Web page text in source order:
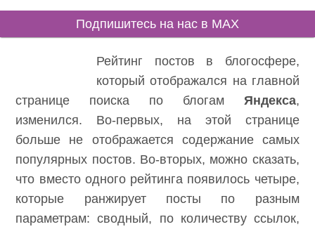
Подпишитесь на нас в MAX
Рейтинг постов в блогосфере,
который отображался на главной
странице поиска по блогам Яндекса,
изменился. Во-первых, на этой странице
больше не отображается содержание самых
популярных постов. Во-вторых, можно сказать,
что вместо одного рейтинга появилось четыре,
которые ранжирует посты по разным
параметрам: сводный, по количеству ссылок,